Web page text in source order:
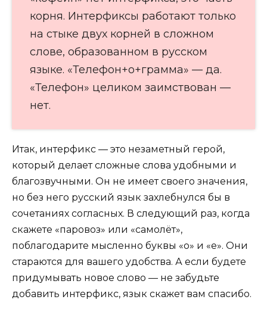
корня. Интерфиксы работают только
на стыке двух корней в сложном
слове, образованном в русском
языке. «Телефон+о+грамма» — да.
«Телефон» целиком заимствован —
нет.
Итак, интерфикс — это незаметный герой,
который делает сложные слова удобными и
благозвучными. Он не имеет своего значения,
но без него русский язык захлебнулся бы в
сочетаниях согласных. В следующий раз, когда
скажете «паровоз» или «самолёт»,
поблагодарите мысленно буквы «о» и «е». Они
стараются для вашего удобства. А если будете
придумывать новое слово — не забудьте
добавить интерфикс, язык скажет вам спасибо.